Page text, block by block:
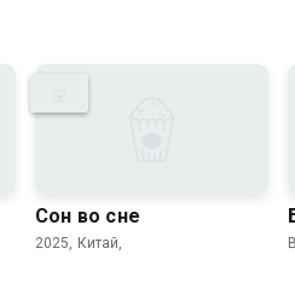
Сон во сне
2025, Китай,